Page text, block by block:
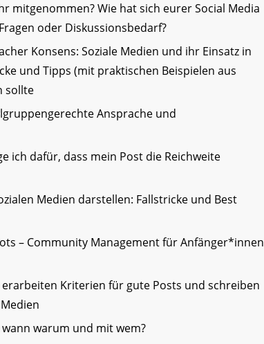
mitgenommen? Wie hat sich eurer Social Media
oder Diskussionsbedarf?
Konsens: Soziale Medien und ihr Einsatz in
und Tipps (mit praktischen Beispielen aus
sollte
Ansprache und
ich dafür, dass mein Post die Reichweite
Medien darstellen: Fallstricke und Best
– Community Management für Anfänger*innen
Kriterien für gute Posts und schreiben
warum und mit wem?